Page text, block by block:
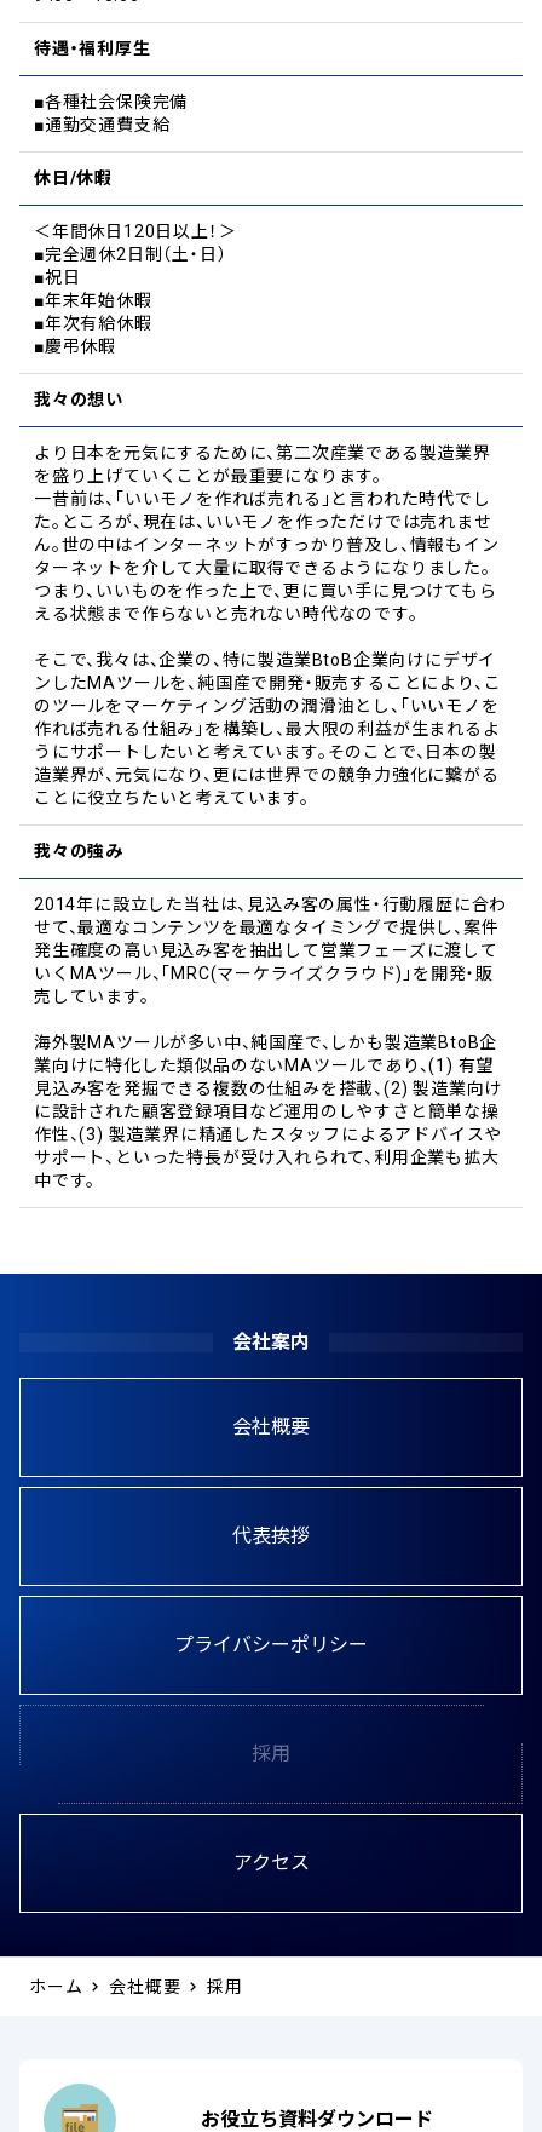
待遇・福利厚生
■各種社会保険完備
■通勤交通費支給
休日/休暇
＜年間休日120日以上！＞
■完全週休2日制（土・日）
■祝日
■年末年始休暇
■年次有給休暇
■慶弔休暇
我々の想い
より日本を元気にするために、第二次産業である製造業界
を盛り上げていくことが最重要になります。
一昔前は、「いいモノを作れば売れる」と言われた時代でし
た。ところが、現在は、いいモノを作っただけでは売れませ
ん。世の中はインターネットがすっかり普及し、情報もイン
ターネットを介して大量に取得できるようになりました。
つまり、いいものを作った上で、更に買い手に見つけてもら
える状態まで作らないと売れない時代なのです。
そこで、我々は、企業の、特に製造業BtoB企業向けにデザイ
ンしたMAツールを、純国産で開発・販売することにより、こ
のツールをマーケティング活動の潤滑油とし、「いいモノを
作れば売れる仕組み」を構築し、最大限の利益が生まれるよ
うにサポートしたいと考えています。そのことで、日本の製
造業界が、元気になり、更には世界での競争力強化に繋がる
ことに役立ちたいと考えています。
我々の強み
2014年に設立した当社は、見込み客の属性・行動履歴に合わ
せて、最適なコンテンツを最適なタイミングで提供し、案件
発生確度の高い見込み客を抽出して営業フェーズに渡して
いくMAツール、「MRC(マーケライズクラウド)」を開発・販
売しています。
海外製MAツールが多い中、純国産で、しかも製造業BtoB企
業向けに特化した類似品のないMAツールであり、(1) 有望
見込み客を発掘できる複数の仕組みを搭載、(2) 製造業向け
に設計された顧客登録項目など運用のしやすさと簡単な操
作性、(3) 製造業界に精通したスタッフによるアドバイスや
サポート、といった特長が受け入れられて、利用企業も拡大
中です。
会社案内
会社概要
代表挨拶
プライバシーポリシー
採用
アクセス
ホーム 会社概要 採用
お役立ち資料ダウンロード